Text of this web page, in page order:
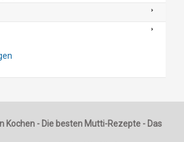
Kochen - Die besten Mutti-Rezepte - Das